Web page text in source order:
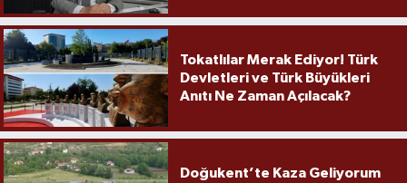
Tokatlılar Merak Ediyor! Türk
Devletleri ve Türk Büyükleri
Anıtı Ne Zaman Açılacak?
Doğukent’te Kaza Geliyorum